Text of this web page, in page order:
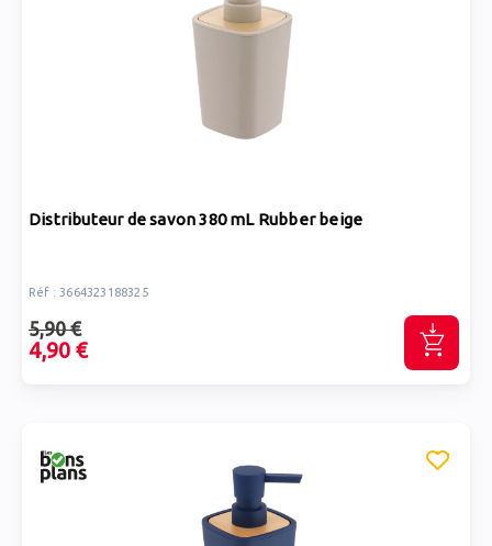
Distributeur de savon 380 mL Rubber beige
Réf : 3664323188325
4,90 €
5,90 €